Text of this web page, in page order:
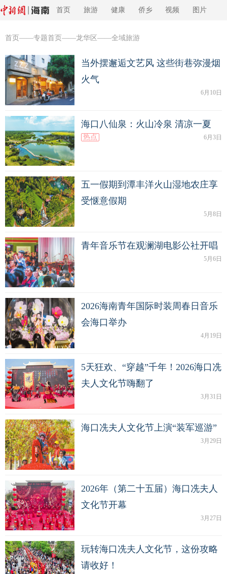
首页 旅游 健康 侨乡 视频 图片
首页 ——专题首页 ——龙华区——全域旅游
当外摆邂逅文艺风 这些街巷弥漫烟
火气
6月10日
海口八仙泉：火山冷泉 清凉一夏
6月3日
热点
五一假期到潭丰洋火山湿地农庄享
受惬意假期
5月8日
青年音乐节在观澜湖电影公社开唱
5月6日
2026海南青年国际时装周春日音乐
会海口举办
4月19日
5天狂欢、“穿越”千年！2026海口冼
夫人文化节嗨翻了
3月31日
海口冼夫人文化节上演“装军巡游”
3月29日
2026年（第二十五届）海口冼夫人
文化节开幕
3月27日
玩转海口冼夫人文化节，这份攻略
请收好！